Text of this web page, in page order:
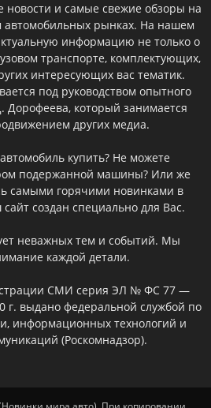
и самые свежие обзоры на
автомобильных рынках. На нашем
информацию не только о
транспорте, комплектующих,
интересующих вас тематик.
под руководством опытного
Дорофеева, который занимается
других медиа.
купить? Не можете
подержанной машины? Или же
самыми горячими новинками в
создан специально для Вас.
неважных тем и событий. Мы
каждой детали.
СМИ серия ЭЛ № ФС 77 —
г. выдано федеральной службой по
информационных технологий и
(Роскомнадзор).